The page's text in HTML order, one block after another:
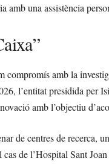
una assistència
compromís amb la
l’entitat presidida per
amb l’objectiu
de centres de recerca,
de l’Hospital Sant